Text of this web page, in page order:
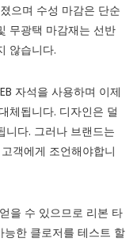
으며 수성 마감은 단순
무광택 마감재는 선반
않습니다.
자석을 사용하며 이제
체됩니다. 디자인은 덜
니다. 그러나 브랜드는
객에게 조언해야합니
을 수 있으므로 리본 타
한 클로저를 테스트 할